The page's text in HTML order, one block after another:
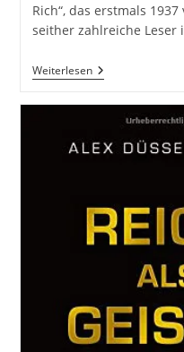
Rich“, das erstmals
seither zahlreiche
WeiterlesenDenke
(nach)
Werde
Reich:
Die
13
Und
Ungekürzte
Ebook-
Grow
Rich
Von